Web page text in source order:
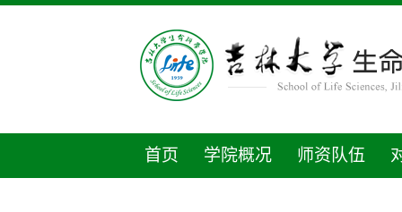
首页 学院概况 师资队伍